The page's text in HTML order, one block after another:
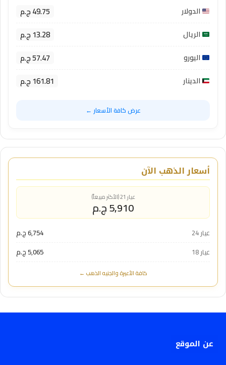
الدولار 49.75 ج.م
الريال 13.28 ج.م
اليورو 57.47 ج.م
الدينار 161.81 ج.م
عرض كافة الأسعار ←
أسعار الذهب الآن
عيار 21 (الأكثر مبيعاً)
5,910 ج.م
عيار 24
6,754 ج.م
عيار 18
5,065 ج.م
كافة الأعيرة والجنيه الذهب ←
عن الموقع